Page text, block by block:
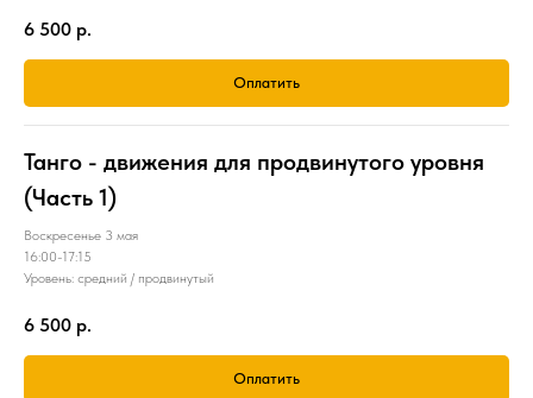
6 500 р.
Оплатить
Танго - движения для продвинутого уровня
(Часть 1)
Воскресенье 3 мая
16:00-17:15
Уровень: средний / продвинутый
6 500 р.
Оплатить